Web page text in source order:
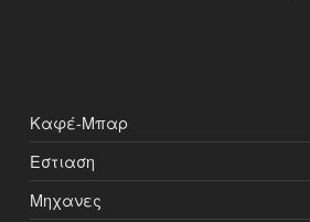
Καφέ-Μπαρ
Εστιαση
Μηχανες